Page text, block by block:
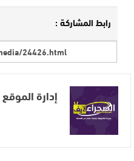
رابط المشاركة :
إدارة الموقع